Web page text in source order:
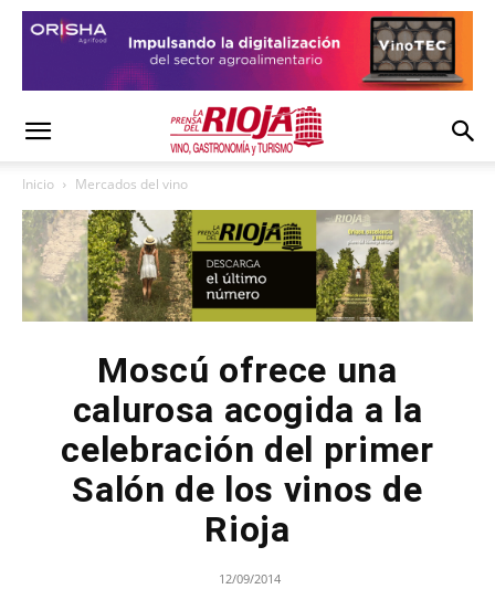
Inicio Mercados del vino
Moscú ofrece una
calurosa acogida a la
celebración del primer
Salón de los vinos de
Rioja
12/09/2014